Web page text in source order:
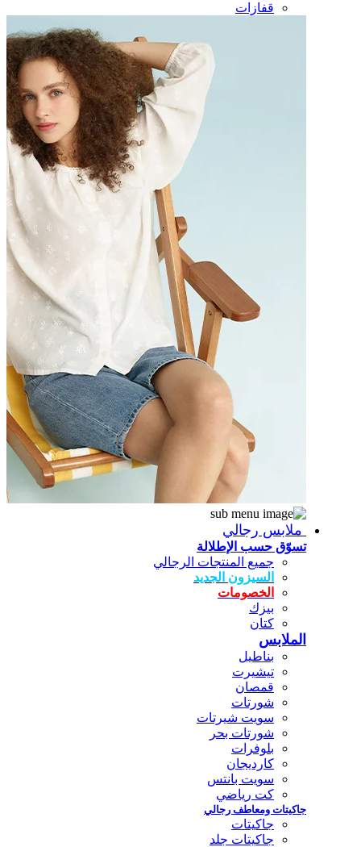
قفازات
ملابس رجالي
تسوّق حسب الإطلالة
جميع المنتجات الرجالي
السيزون الجديد
الخصومات
بيزك
كتان
الملابس
بناطيل
تيشيرت
قمصان
شورتات
سويت شيرتات
شورتات بحر
بلوفرات
كارديجان
سويت بانتس
كت رياضي
جاكيتات ومعاطف رجالي
جاكيتات
جاكيتات جلد